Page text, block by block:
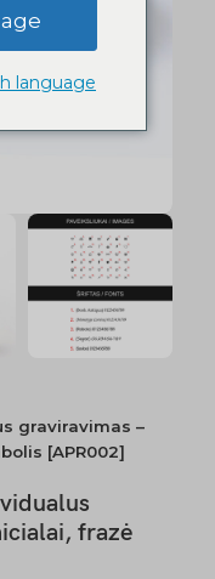
graviravimas –
[APR002]
frazė
language